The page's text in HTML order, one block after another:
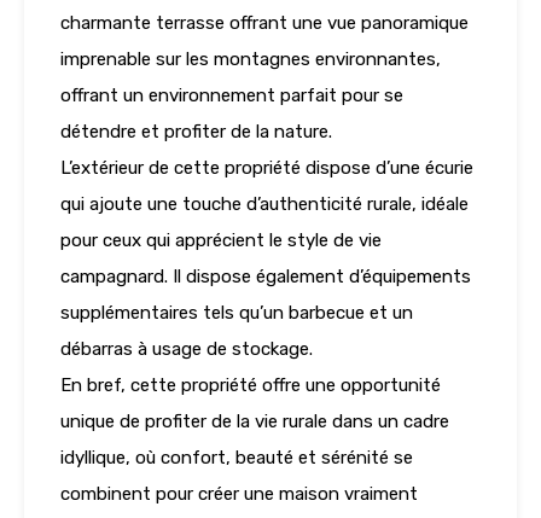
charmante terrasse offrant une vue panoramique
imprenable sur les montagnes environnantes,
offrant un environnement parfait pour se
détendre et profiter de la nature.
L’extérieur de cette propriété dispose d’une écurie
qui ajoute une touche d’authenticité rurale, idéale
pour ceux qui apprécient le style de vie
campagnard. Il dispose également d’équipements
supplémentaires tels qu’un barbecue et un
débarras à usage de stockage.
En bref, cette propriété offre une opportunité
unique de profiter de la vie rurale dans un cadre
idyllique, où confort, beauté et sérénité se
combinent pour créer une maison vraiment